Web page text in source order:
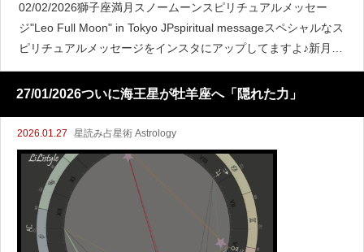
02/02/2026獅子座満月スノームーンスピリチュアルメッセー
ジ"Leo Full Moon" in Tokyo JPspiritual messageスペシャルなス
ピリチュアルメッセージをインスタにアップしてますよ♪新月と
満月の関係
27/01/2026ついに海王星が牡羊座へ「隠れた力」
2026.01.27 星読み占星術 Astrology